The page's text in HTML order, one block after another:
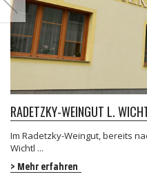
RADETZKY-WEINGUT L.
Im Radetzky-Weingut, bereits
Wichtl ...
> Mehr erfahren